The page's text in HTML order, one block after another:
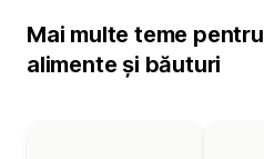
Mai multe teme pentru
alimente și băuturi